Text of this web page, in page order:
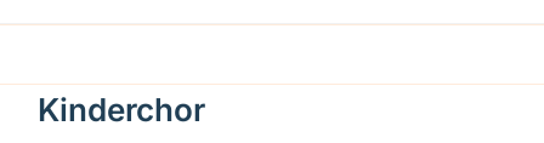
Kinderchor